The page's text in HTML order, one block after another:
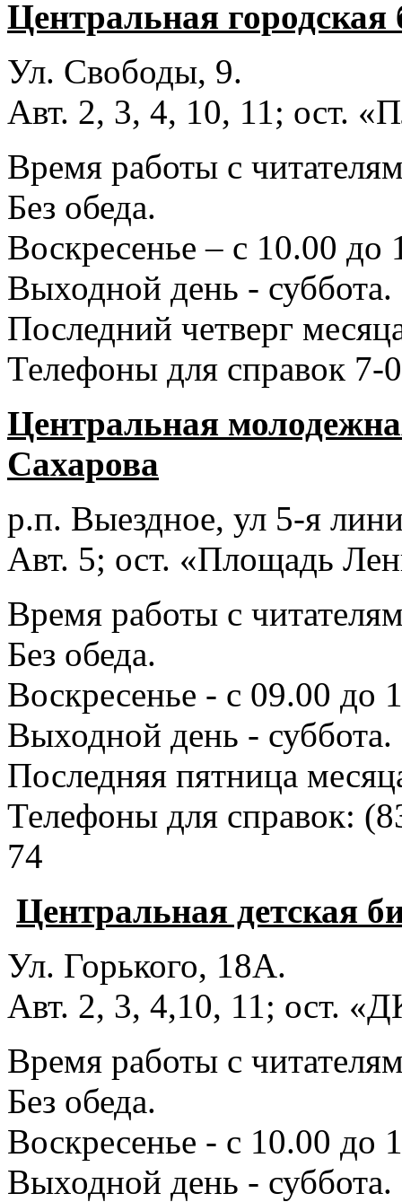
Центральная
Ул. Свободы, 9.
Авт. 2, 3, 4, 10, 11; ост.
Время работы с
Без обеда.
Воскресенье – с 10.00 до
Выходной день - суббота.
Последний четверг
Телефоны для справок 7-
Центральная
Сахарова
р.п. Выездное, ул 5-я
Авт. 5; ост. «Площадь
Время работы с
Без обеда.
Воскресенье - с 09.00 до
Выходной день - суббота.
Последняя пятница
Телефоны для справок:
74
Центральная детская
Ул. Горького, 18А.
Авт. 2, 3, 4,10, 11; ост.
Время работы с
Без обеда.
Воскресенье - с 10.00 до
Выходной день - суббота.